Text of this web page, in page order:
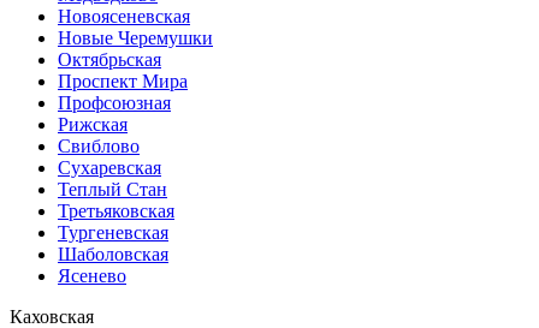
Новоясеневская
Новые Черемушки
Октябрьская
Проспект Мира
Профсоюзная
Рижская
Свиблово
Сухаревская
Теплый Стан
Третьяковская
Тургеневская
Шаболовская
Ясенево
Каховская